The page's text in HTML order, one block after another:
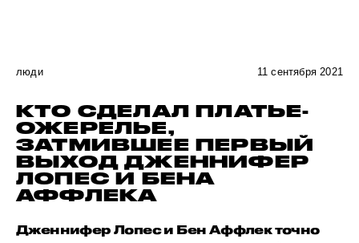
люди 11 сентября 2021
КТО СДЕЛАЛ ПЛАТЬЕ-
ОЖЕРЕЛЬЕ,
ЗАТМИВШЕЕ ПЕРВЫЙ
ВЫХОД ДЖЕННИФЕР
ЛОПЕС И БЕНА
АФФЛЕКА
Дженнифер Лопес и Бен Аффлек точно